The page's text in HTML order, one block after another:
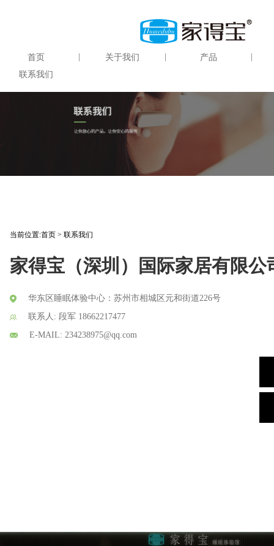
首页 关于我们 产品
联系我们
当前位置:首页 > 联系我们
家得宝（深圳）国际家居有限公
华东区睡眠体验中心：苏州市相城区元和街道226号
联系人: 段军 18662217477
E-MAIL: 234238975@qq.com